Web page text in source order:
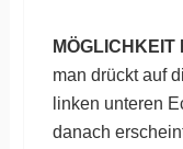
MÖGLICHKEIT
man drückt auf
linken unteren
danach